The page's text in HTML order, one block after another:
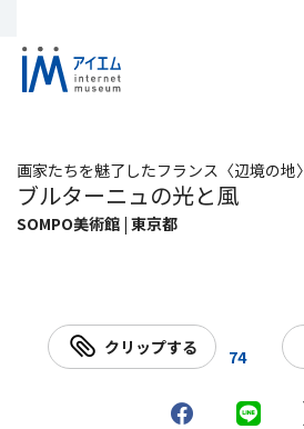
画家たちを魅了したフランス〈辺境の地〉
ブルターニュの光と風
SOMPO美術館 | 東京都
クリップする 74